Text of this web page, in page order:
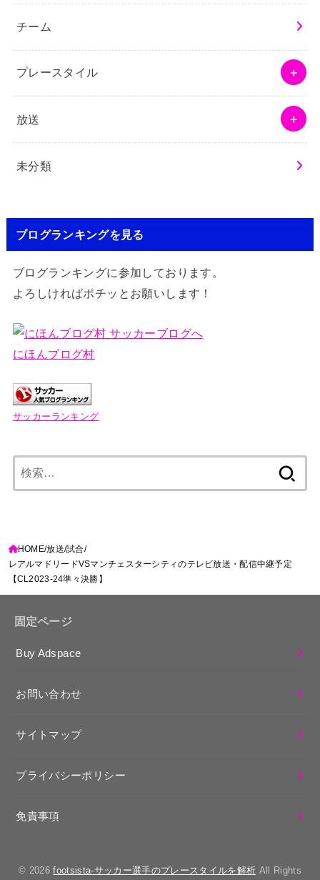
チーム
プレースタイル
放送
未分類
ブログランキングを見る
ブログランキングに参加しております。
よろしければポチッとお願いします！
にほんブログ村
サッカーランキング
索:
HOME 放送 試合
レアルマドリードVSマンチェスターシティのテレビ放送・配信中継予定
【CL2023-24準々決勝】
固定ページ
Buy Adspace
お問い合わせ
サイトマップ
プライバシーポリシー
免責事項
© 2026footsista-サッカー選手のプレースタイルを解析 All Rights